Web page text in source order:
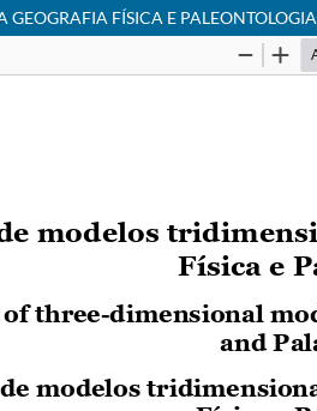
FÍSICA E PALEONTOLOGIA